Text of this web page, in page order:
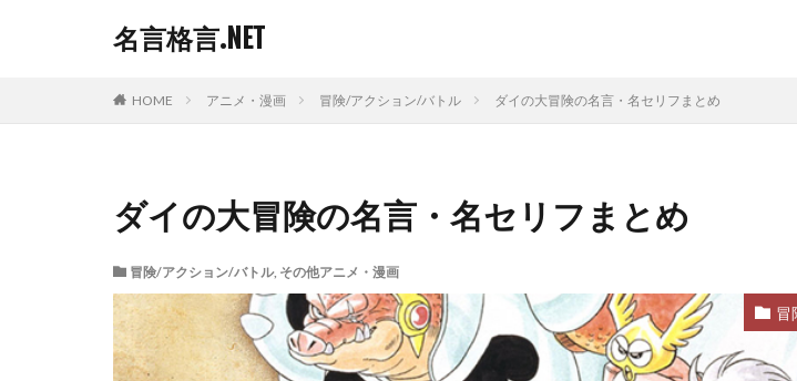
名言格言.NET
HOME アニメ・漫画 冒険/アクション/バトル ダイの大冒険の名言・名セリフまとめ
ダイの大冒険の名言・名セリフまとめ
冒険/アクション/バトル, その他アニメ・漫画
冒